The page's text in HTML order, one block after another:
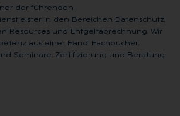
der führenden
in den Bereichen Datenschutz,
Resources und Entgeltabrechnung. Wir
aus einer Hand: Fachbücher,
Seminare, Zertifizierung und Beratung.